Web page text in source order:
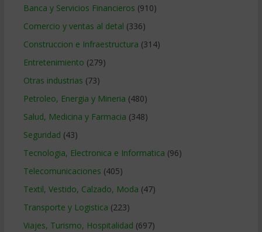
Banca y Servicios Financieros (910)
Comercio y ventas al detal (336)
Construccion e Infraestructura (314)
Entretenimiento (279)
Otras industrias (73)
Petroleo, Energia y Mineria (480)
Salud, Medicina y Farmacia (348)
Seguridad (43)
Tecnologia, Electronica e Informatica (96)
Telecomunicaciones (405)
Textil, Vestido, Calzado, Moda (47)
Transporte y Logistica (223)
Viajes, Turismo, Hospitalidad (697)